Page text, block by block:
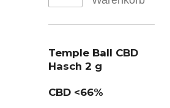
Temple Ball CBD
Hasch 2 g
CBD <66%